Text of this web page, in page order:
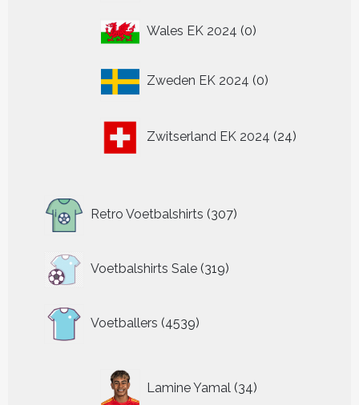
Wales EK 2024 00
Zweden EK 2024 0
producten
Zwitserland EK 2024 24
producten
Retro Voetbalshirts 307
producten
Voetbalshirts Sale 319
319
producten
Voetballers 4539
producten
Lamine Yamal 34
producten